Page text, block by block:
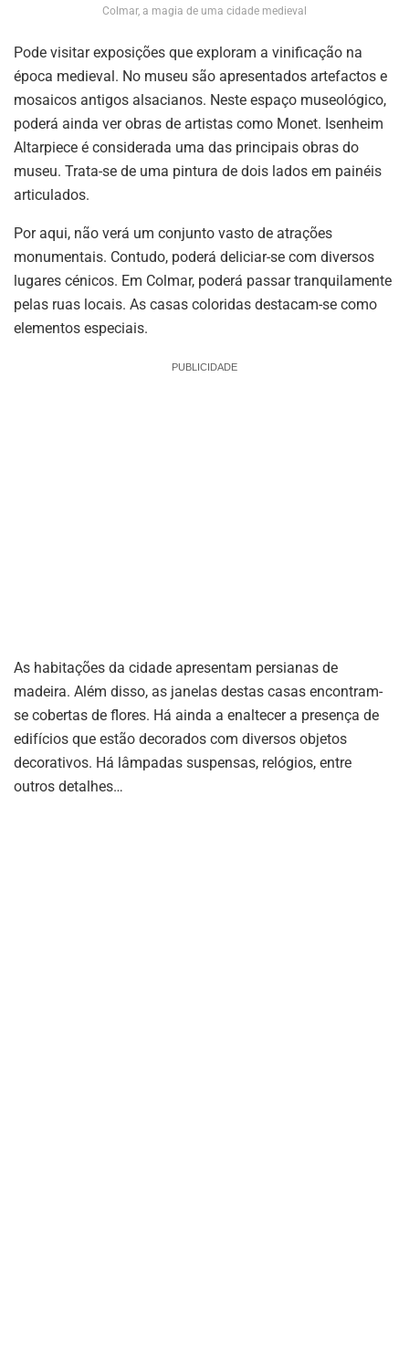
Colmar, a magia de uma cidade medieval
Pode visitar exposições que exploram a vinificação na
época medieval. No museu são apresentados artefactos e
mosaicos antigos alsacianos. Neste espaço museológico,
poderá ainda ver obras de artistas como Monet. Isenheim
Altarpiece é considerada uma das principais obras do
museu. Trata-se de uma pintura de dois lados em painéis
articulados.
Por aqui, não verá um conjunto vasto de atrações
monumentais. Contudo, poderá deliciar-se com diversos
lugares cénicos. Em Colmar, poderá passar tranquilamente
pelas ruas locais. As casas coloridas destacam-se como
elementos especiais.
PUBLICIDADE
As habitações da cidade apresentam persianas de
madeira. Além disso, as janelas destas casas encontram-
se cobertas de flores. Há ainda a enaltecer a presença de
edifícios que estão decorados com diversos objetos
decorativos. Há lâmpadas suspensas, relógios, entre
outros detalhes…